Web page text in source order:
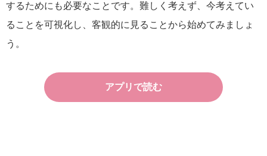
するためにも必要なことです。難しく考えず、今考えてい
ることを可視化し、客観的に見ることから始めてみましょ
う。
アプリで読む